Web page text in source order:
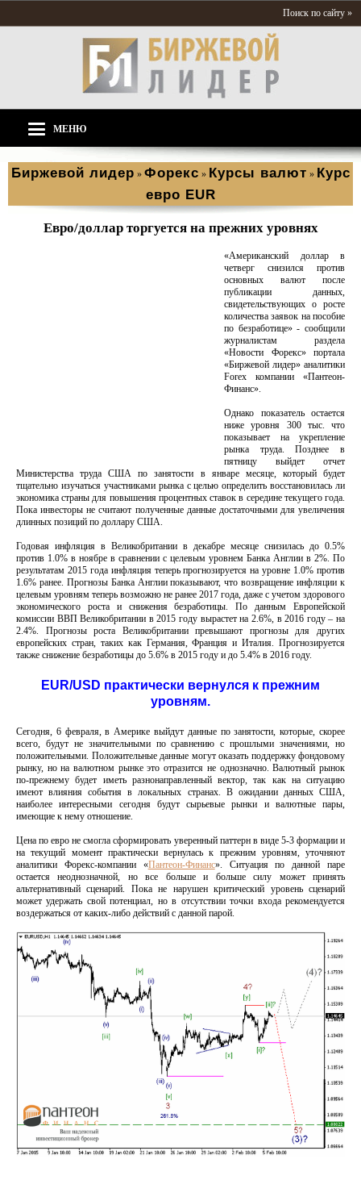
Поиск по сайту »
МЕНЮ
Биржевой лидер » Форекс » Курсы валют » Курс
евро EUR
Евро/доллар торгуется на прежних уровнях
«Американский доллар в
четверг снизился против
основных валют после
публикации данных,
свидетельствующих о росте
количества заявок на пособие
по безработице» - сообщили
журналистам раздела
«Новости Форекс» портала
«Биржевой лидер» аналитики
Forex компании «Пантеон-
Финанс».
Однако показатель остается
ниже уровня 300 тыс. что
показывает на укрепление
рынка труда. Позднее в
пятницу выйдет отчет
Министерства труда США по занятости в январе месяце, который будет
тщательно изучаться участниками рынка с целью определить восстановилась ли
экономика страны для повышения процентных ставок в середине текущего года.
Пока инвесторы не считают полученные данные достаточными для увеличения
длинных позиций по доллару США.
Годовая инфляция в Великобритании в декабре месяце снизилась до 0.5%
против 1.0% в ноябре в сравнении с целевым уровнем Банка Англии в 2%. По
результатам 2015 года инфляция теперь прогнозируется на уровне 1.0% против
1.6% ранее. Прогнозы Банка Англии показывают, что возвращение инфляции к
целевым уровням теперь возможно не ранее 2017 года, даже с учетом здорового
экономического роста и снижения безработицы. По данным Европейской
комиссии ВВП Великобритании в 2015 году вырастет на 2.6%, в 2016 году – на
2.4%. Прогнозы роста Великобритании превышают прогнозы для других
европейских стран, таких как Германия, Франция и Италия. Прогнозируется
также снижение безработицы до 5.6% в 2015 году и до 5.4% в 2016 году.
EUR/USD практически вернулся к прежним
уровням.
Сегодня, 6 февраля, в Америке выйдут данные по занятости, которые, скорее
всего, будут не значительными по сравнению с прошлыми значениями, но
положительными. Положительные данные могут оказать поддержку фондовому
рынку, но на валютном рынке это отразится не однозначно. Валютный рынок
по-прежнему будет иметь разнонаправленный вектор, так как на ситуацию
имеют влияния события в локальных странах. В ожидании данных США,
наиболее интересными сегодня будут сырьевые рынки и валютные пары,
имеющие к нему отношение.
Цена по евро не смогла сформировать уверенный паттерн в виде 5-3 формации и
на текущий момент практически вернулась к прежним уровням, уточняют
аналитики Форекс-компании «Пантеон-Финанс». Ситуация по данной паре
остается неоднозначной, но все больше и больше силу может принять
альтернативный сценарий. Пока не нарушен критический уровень сценарий
может удержать свой потенциал, но в отсутствии точки входа рекомендуется
воздержаться от каких-либо действий с данной парой.